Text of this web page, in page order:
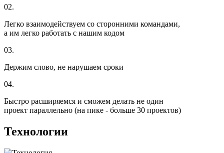
02.
Легко взаимодействуем со сторонними командами,
а им легко работать с нашим кодом
03.
Держим слово, не нарушаем сроки
04.
Быстро расширяемся и сможем делать не один
проект параллельно (на пике - больше 30 проектов)
Технологии